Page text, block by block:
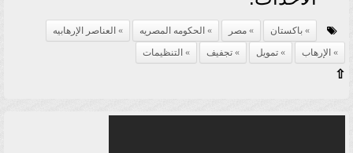
باكستان مصر الحكومه المصريه
العناصر الإرهابيه
الإرهاب
تمويل تجفيف التنظيمات
⇧